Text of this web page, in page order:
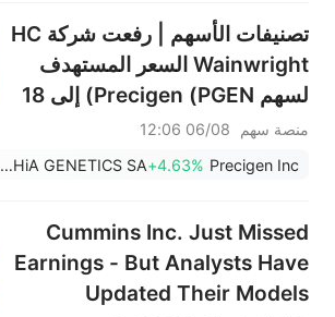
تصنيفات الأسهم | رفعت شركة HC
Wainwright السعر المستهدف
لسهم Precigen (PGEN) إلى 18
دولار، ما يشير إلى إمكانية ارتفاعه
بنسبة 161.25%؛ فيما رفعت
دولار
منصة سهم
06/08 12:06
Precigen Inc
+4.63%
SOPHiA GENETICS SA
Cummins Inc. Just Missed
Earnings - But Analysts Have
Updated Their Models